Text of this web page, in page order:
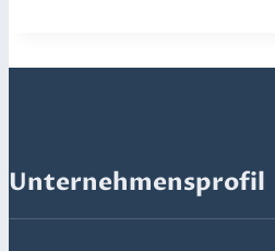
Unternehmensprofil